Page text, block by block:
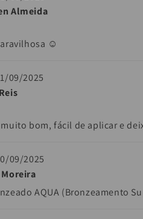
Almeida
☺️
09/2025
bom, fácil de aplicar e
09/2025
AQUA (Bronzeamento